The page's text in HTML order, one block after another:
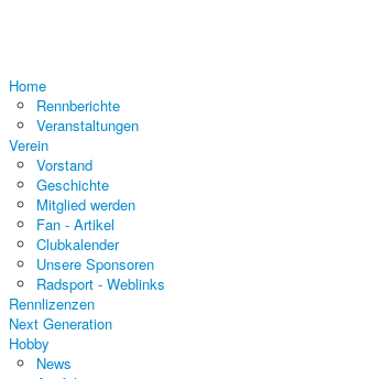
Home
Rennberichte
Veranstaltungen
Verein
Vorstand
Geschichte
Mitglied werden
Fan - Artikel
Clubkalender
Unsere Sponsoren
Radsport - Weblinks
Rennlizenzen
Next Generation
Hobby
News